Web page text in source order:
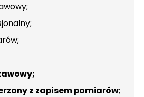
z zapisem pomiarów;